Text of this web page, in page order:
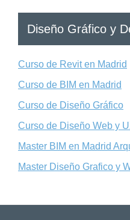
Diseño Gráfico y
Curso de Revit en Madrid
Curso de BIM en Madrid
Curso de Diseño Gráfico
Curso de Diseño Web y
Master BIM en Madrid
Master Diseño Grafico y